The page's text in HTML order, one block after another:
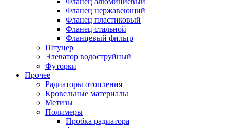
Фланец нержавеющий
Фланец пластиковый
Фланец стальной
Фланцевый фильтр
Штуцер
Элеватор водоструйный
Футорки
Прочее
Радиаторы отопления
Кровельные материалы
Метизы
Полимеры
Пробка радиатора